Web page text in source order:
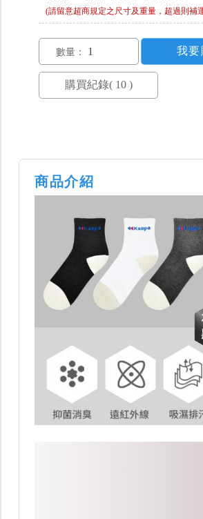
(請留意超商規定之尺寸及重量，超過則補
數量：
商品介紹